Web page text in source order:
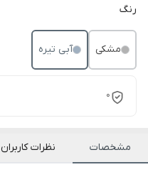
رنگ
مشکی آبی تیره
0
مشخصات نظرات کاربران